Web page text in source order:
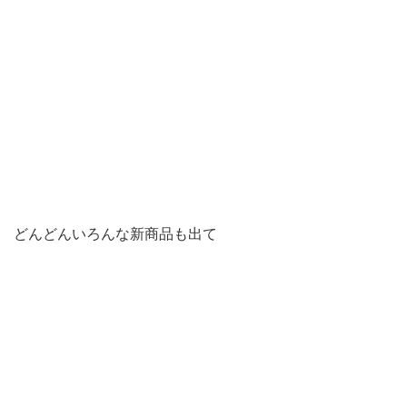
どんどんいろんな新商品も出て